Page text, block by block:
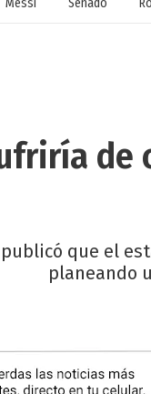
de
que el
planeando